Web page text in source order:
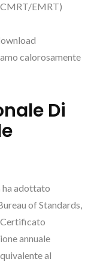
EMRT)
calorosamente
Di
ha adottato
of Standards,
annuale
al